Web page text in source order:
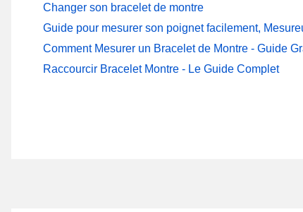
Changer son bracelet de montre
Guide pour mesurer son poignet facilement,
Comment Mesurer un Bracelet de Montre - Guide
Raccourcir Bracelet Montre - Le Guide Complet